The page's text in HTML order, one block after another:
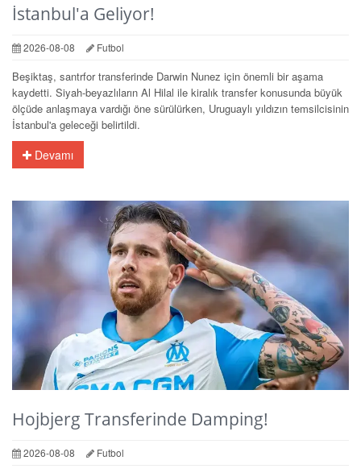
İstanbul'a Geliyor!
2026-08-08 Futbol
Beşiktaş, santrfor transferinde Darwin Nunez için önemli bir aşama
kaydetti. Siyah-beyazlıların Al Hilal ile kiralık transfer konusunda büyük
ölçüde anlaşmaya vardığı öne sürülürken, Uruguaylı yıldızın temsilcisinin
İstanbul'a geleceği belirtildi.
Devamı
Hojbjerg Transferinde Damping!
2026-08-08 Futbol